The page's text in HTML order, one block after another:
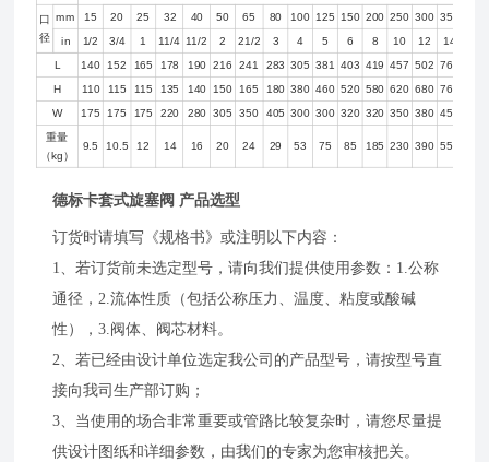
口
径
mm 15 20 25 32 40 50 65 80 100 125 150 200 250 300 350
in 1/2 3/4 1 11/4 11/2 2 21/2 3 4 5 6 8 10 12
14
L
140 152 165 178 190 216 241 283 305 381 403 419 457 502 762
H
110 115 115 135 140 150 165 180 380 460 520 580 620 680 760
W
175 175 175 220 280 305 350 405 300 300 320 320 350 380 450
重量
（kg）
9.5 10.5 12 14 16 20 24 29 53 75 85 185 230 390 550
德标卡套式旋塞阀 产品选型
订货时请填写《规格书》或注明以下内容：
1、若订货前未选定型号，请向我们提供使用参数：1.公称
通径，2.流体性质（包括公称压力、温度、粘度或酸碱
性），3.阀体、阀芯材料。
2、若已经由设计单位选定我公司的产品型号，请按型号直
接向我司生产部订购；
3、当使用的场合非常重要或管路比较复杂时，请您尽量提
供设计图纸和详细参数，由我们的专家为您审核把关。